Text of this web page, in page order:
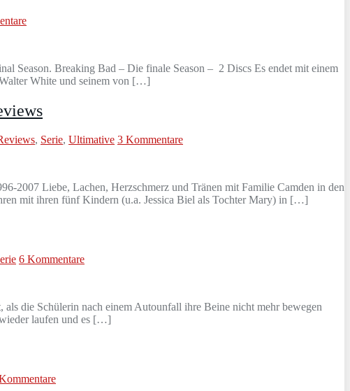
Season. Breaking Bad – Die finale Season – 2 Discs Es endet mit einem
White und seinem von […]
, Serie, Ultimative 3 Kommentare
2007 Liebe, Lachen, Herzschmerz und Tränen mit Familie Camden in den
mit ihren fünf Kindern (u.a. Jessica Biel als Tochter Mary) in […]
6 Kommentare
die Schülerin nach einem Autounfall ihre Beine nicht mehr bewegen
laufen und es […]